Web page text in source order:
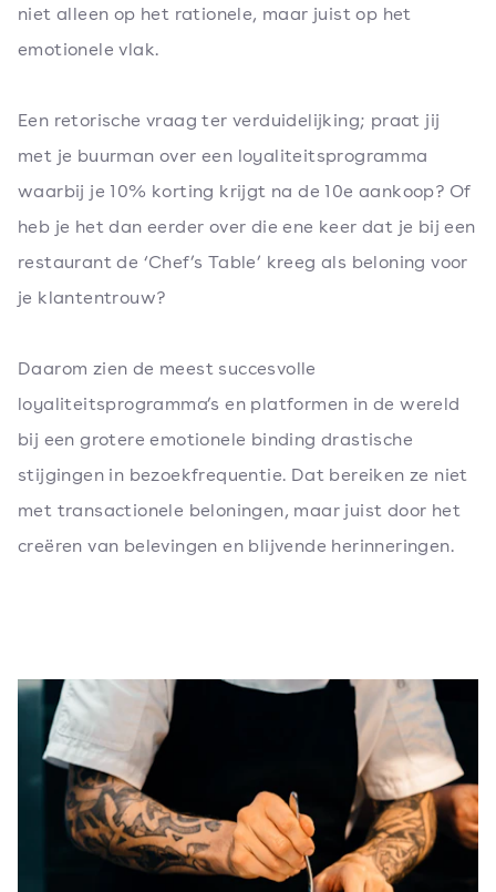
niet alleen op het rationele, maar juist op het
emotionele vlak.
Een retorische vraag ter verduidelijking; praat jij
met je buurman over een loyaliteitsprogramma
waarbij je 10% korting krijgt na de 10e aankoop? Of
heb je het dan eerder over die ene keer dat je bij een
restaurant de ‘Chef’s Table’ kreeg als beloning voor
je klantentrouw?
Daarom zien de meest succesvolle
loyaliteitsprogramma’s en platformen in de wereld
bij een grotere emotionele binding drastische
stijgingen in bezoekfrequentie. Dat bereiken ze niet
met transactionele beloningen, maar juist door het
creëren van belevingen en blijvende herinneringen.